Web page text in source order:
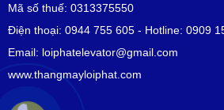
Mã số thuế: 0313375550
Điện thoại: 0944 755 605 - Hotline: 0909
Email: loiphatelevator@gmail.com
www.thangmayloiphat.com